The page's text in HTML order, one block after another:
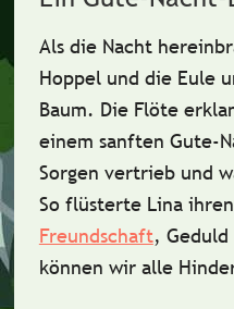
Als die Nacht
Hoppel und die Eule
Baum. Die Flöte
einem sanften Gute-
Sorgen vertrieb und
So flüsterte Lina
Freundschaft, Geduld
können wir alle